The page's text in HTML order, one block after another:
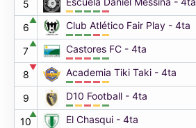
5
6
▲ Club Atlético Fair Play - 4ta
7
▲ Castores FC - 4ta
8
▼ Academia Tiki Taki - 4ta
9
D10 Football - 4ta
10
▲ El Chasqui - 4ta